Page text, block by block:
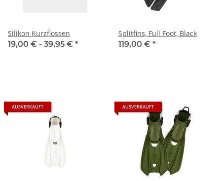
Silikon Kurzflossen
19,00 € - 39,95 € *
Splitfins, Full Foot, Black
119,00 € *
AUSVERKAUFT AUSVERKAUFT